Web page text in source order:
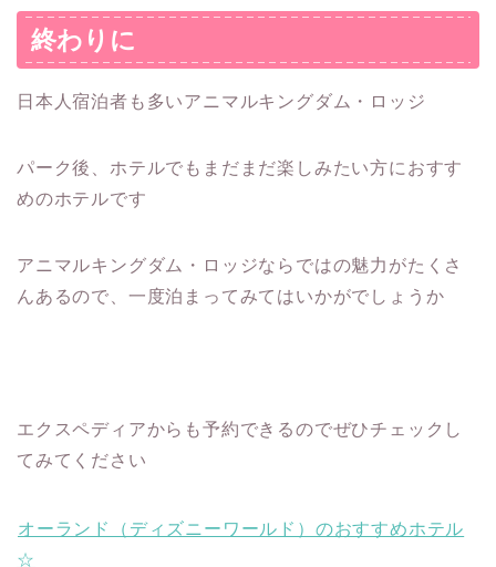
終わりに
日本人宿泊者も多いアニマルキングダム・ロッジ
パーク後、ホテルでもまだまだ楽しみたい方におすす
めのホテルです
アニマルキングダム・ロッジならではの魅力がたくさ
んあるので、一度泊まってみてはいかがでしょうか
エクスペディアからも予約できるのでぜひチェックし
てみてください
オーランド（ディズニーワールド）のおすすめホテル
☆